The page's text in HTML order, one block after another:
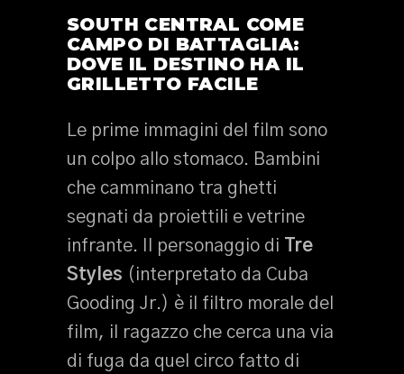
SOUTH CENTRAL COME
CAMPO DI BATTAGLIA:
DOVE IL DESTINO HA IL
GRILLETTO FACILE
Le prime immagini del film sono
un colpo allo stomaco. Bambini
che camminano tra ghetti
segnati da proiettili e vetrine
infrante. Il personaggio di
Tre
Styles (interpretato da Cuba
Gooding Jr.) è il filtro morale del
film, il ragazzo che cerca una via
di fuga da quel circo fatto di